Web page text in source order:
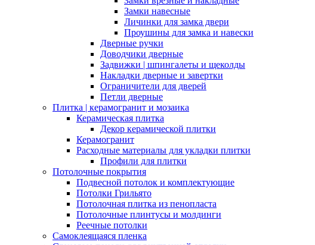
Замки навесные
Личинки для замка двери
Проушины для замка и навески
Дверные ручки
Доводчики дверные
Задвижки | шпингалеты и щеколды
Накладки дверные и завертки
Ограничители для дверей
Петли дверные
Плитка | керамогранит и мозаика
Керамическая плитка
Декор керамической плитки
Керамогранит
Расходные материалы для укладки плитки
Профили для плитки
Потолочные покрытия
Подвесной потолок и комплектующие
Потолки Грильято
Потолочная плитка из пенопласта
Потолочные плинтусы и молдинги
Реечные потолки
Самоклеящаяся пленка